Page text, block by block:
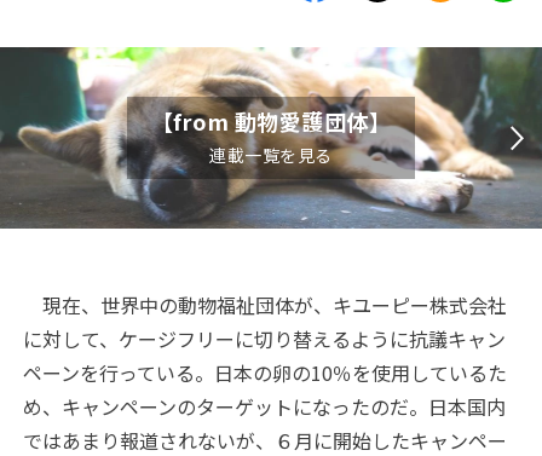
【from 動物愛護団体】
連載一覧を見る
現在、世界中の動物福祉団体が、キユーピー株式会社
に対して、ケージフリーに切り替えるように抗議キャン
ペーンを行っている。日本の卵の10％を使用しているた
め、キャンペーンのターゲットになったのだ。日本国内
ではあまり報道されないが、６月に開始したキャンペー